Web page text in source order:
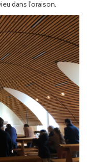
dans l’oraison.